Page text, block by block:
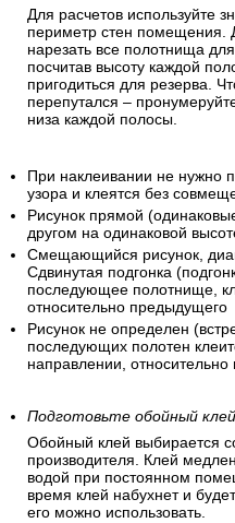
Для расчетов используйте
периметр стен помещения.
нарезать все полотнища
посчитав высоту каждой
пригодиться для резерва.
перепутался –
низа каждой полосы.
При наклеивании не нужно
узора и клеятся без
Рисунок прямой
другом на одинаковой
Смещающийся рисунок,
Сдвинутая подгонка
последующее полотнище,
относительно предыдущего
Рисунок не определен
последующих полотен
направлении,
Подготовьте обойный клей
Обойный клей выбирается
производителя. Клей
водой при постоянном
время клей набухнет и
его можно использовать.